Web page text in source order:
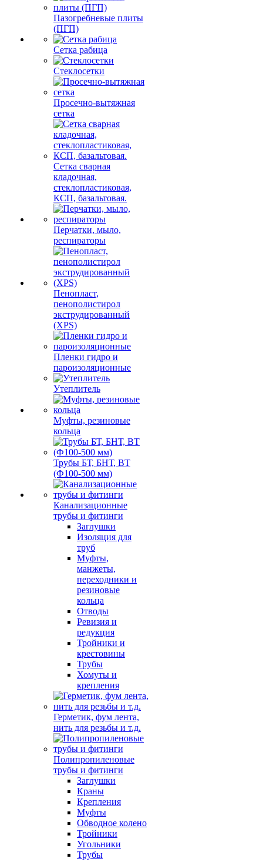
Пазогребневые плиты
(ПГП)
Сетка рабица
Стеклосетки
Просечно-вытяжная
сетка
Сетка сварная
кладочная,
стеклопластиковая,
КСП, базальтовая.
Перчатки, мыло,
респираторы
Пенопласт,
пенополистирол
экструдированный
(XPS)
Пленки гидро и
пароизоляционные
Утеплитель
Муфты, резиновые
кольца
Трубы БТ, БНТ, ВТ
(Ф100-500 мм)
Канализационные
трубы и фитинги
Заглушки
Изоляция для
труб
Муфты,
манжеты,
переходники и
резиновые
кольца
Отводы
Ревизия и
редукция
Тройники и
крестовины
Трубы
Хомуты и
крепления
Герметик, фум лента,
нить для резьбы и т.д.
Полипропиленовые
трубы и фитинги
Заглушки
Краны
Крепления
Муфты
Обводное колено
Тройники
Угольники
Трубы